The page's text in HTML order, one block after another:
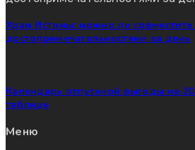
Храм Истины: можно ли совместить
достопримечательностями за день
Календарь отпускной выгоды на
таблице
Меню